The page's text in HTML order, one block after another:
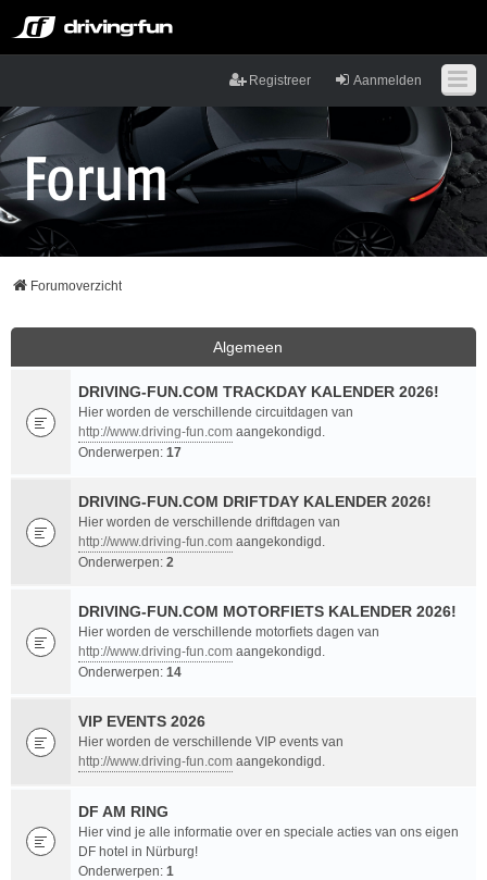
Aanmelden
Registreer
Forumoverzicht
Algemeen
DRIVING-FUN.COM TRACKDAY KALENDER 2026!
Hier worden de verschillende circuitdagen van
http://www.driving-fun.com aangekondigd.
Onderwerpen: 17
DRIVING-FUN.COM DRIFTDAY KALENDER 2026!
Hier worden de verschillende driftdagen van
http://www.driving-fun.com aangekondigd.
Onderwerpen: 2
DRIVING-FUN.COM MOTORFIETS KALENDER 2026!
Hier worden de verschillende motorfiets dagen van
http://www.driving-fun.com aangekondigd.
Onderwerpen: 14
VIP EVENTS 2026
Hier worden de verschillende VIP events van
http://www.driving-fun.com aangekondigd.
DF AM RING
Hier vind je alle informatie over en speciale acties van ons eigen
DF hotel in Nürburg!
Onderwerpen: 1